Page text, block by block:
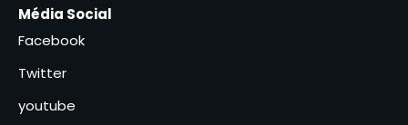
5
Média Social
Facebook
Twitter
youtube